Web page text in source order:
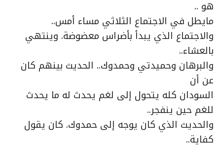
هو ..
مايطل في الاجتماع الثلاثي مساء أمس..
والاجتماع الذي يبدأ بأضراس معضوضة. وينتهي
بالعشاء..
والبرهان وحميدتي وحمدوك.. الحديث بينهم كان
عن أن
السودان كله يتحول إلى لغم يحدث له ما يحدث
للغم حين ينفجر..
والحديث الذي كان يوجه إلى حمدوك. كان يقول
كفاية..